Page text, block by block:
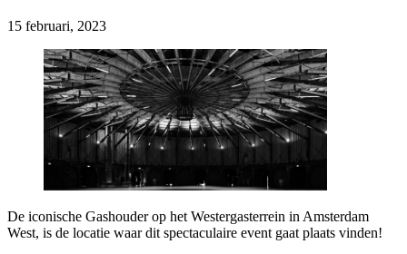
15 februari, 2023
De iconische Gashouder op het Westergasterrein in Amsterdam
West, is de locatie waar dit spectaculaire event gaat plaats vinden!